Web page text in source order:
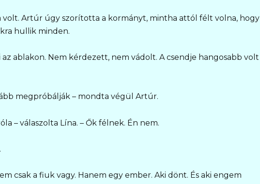
volt. Artúr úgy szorította a kormányt, mintha attól félt volna, hogy
hullik minden.
az ablakon. Nem kérdezett, nem vádolt. A csendje hangosabb volt
megpróbálják – mondta végül Artúr.
– válaszolta Lína. – Ők félnek. Én nem.
csak a fiuk vagy. Hanem egy ember. Aki dönt. És aki engem